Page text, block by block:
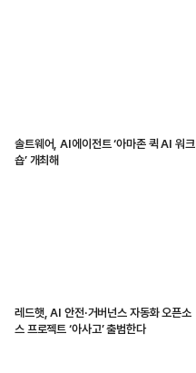
솔트웨어, AI에이전트 ‘아마존 퀵 AI 워크
숍’ 개최해
레드햇, AI 안전·거버넌스 자동화 오픈소
스 프로젝트 ‘아사고’ 출범한다